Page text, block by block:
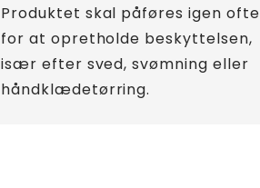
Produktet skal påføres igen ofte
for at opretholde beskyttelsen,
især efter sved, svømning eller
håndklædetørring.